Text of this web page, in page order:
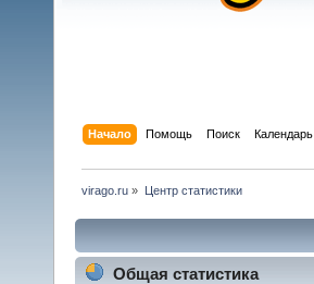
Начало Помощь Поиск Календарь
virago.ru » Центр статистики
Общая статистика